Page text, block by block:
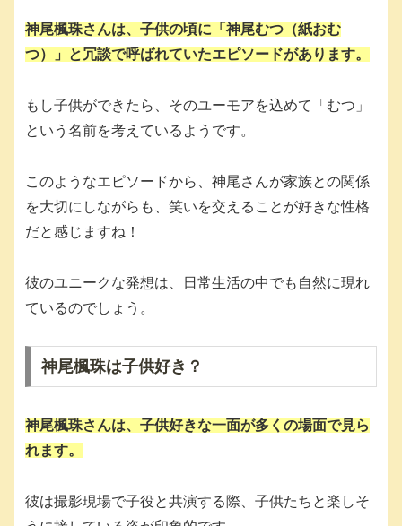
神尾楓珠さんは、子供の頃に「 神尾むつ（紙おむ
つ）
」と冗談で呼ばれていたエピソードがあります。
もし子供ができたら、そのユーモアを込めて「むつ」
という名前を考えているようです。
このようなエピソードから、神尾さんが家族との関係
を大切にしながらも、笑いを交えることが好きな性格
だと感じますね！
彼のユニークな発想は、日常生活の中でも自然に現れ
ているのでしょう。
神尾楓珠は子供好き？
神尾楓珠さんは、子供好きな一面が多くの場面で見ら
れます。
彼は撮影現場で子役と共演する際、子供たちと楽しそ